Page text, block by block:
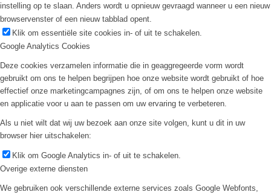
instelling op te slaan. Anders wordt u opnieuw gevraagd wanneer u een nieuw
browservenster of een nieuw tabblad opent.
Klik om essentiële site cookies in- of uit te schakelen.
Google Analytics Cookies
Deze cookies verzamelen informatie die in geaggregeerde vorm wordt
gebruikt om ons te helpen begrijpen hoe onze website wordt gebruikt of hoe
effectief onze marketingcampagnes zijn, of om ons te helpen onze website
en applicatie voor u aan te passen om uw ervaring te verbeteren.
Als u niet wilt dat wij uw bezoek aan onze site volgen, kunt u dit in uw
browser hier uitschakelen:
Klik om Google Analytics in- of uit te schakelen.
Overige externe diensten
We gebruiken ook verschillende externe services zoals Google Webfonts,